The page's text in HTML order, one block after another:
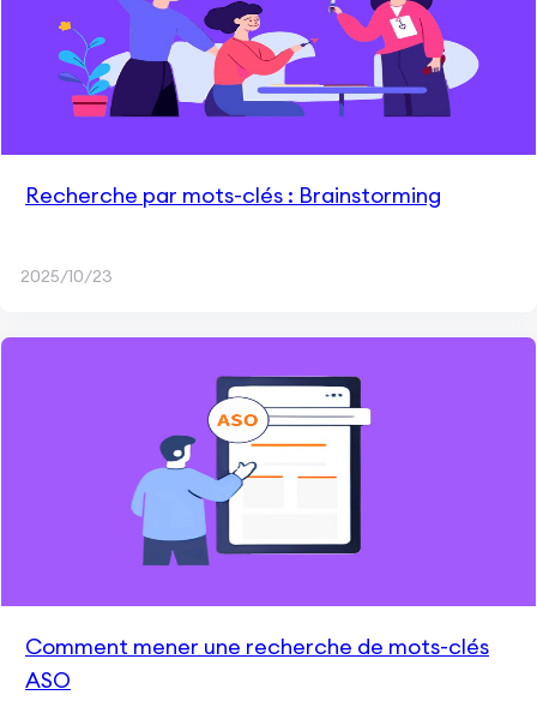
Recherche par mots-clés : Brainstorming
2025/10/23
Comment mener une recherche de mots-clés
ASO